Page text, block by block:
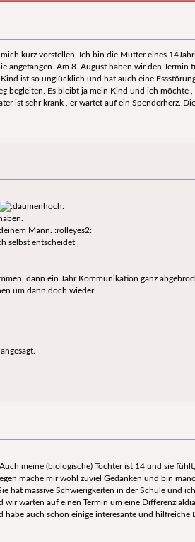
kurz vorstellen. Ich bin die Mutter eines
angefangen. Am 8. August haben wir den
ist so unglücklich und hat auch eine
begleiten. Es bleibt ja mein Kind und ich möchte
ist sehr krank , er wartet auf ein Spenderherz.
Mann. :rolleyes2:
selbst entscheidet ,
dann ein Jahr Kommunikation ganz
um dann doch wieder.
meine (biologische) Tochter ist 14 und sie
mache mir wohl zuviel Gedanken und bin
hat massive Schwierigkeiten in der Schule und
wir warten auf einen Termin um eine
habe auch schon einige interesante und hilfreiche